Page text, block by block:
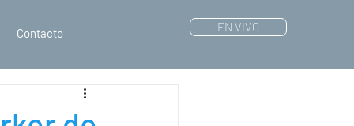
Contacto EN VIVO